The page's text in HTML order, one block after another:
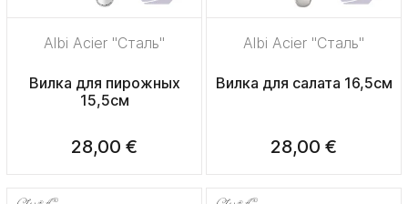
Albi Acier "Сталь"
Вилка для пирожных
15,5см
28,00 €
Albi Acier "Сталь"
Вилка для салата 16,5см
28,00 €